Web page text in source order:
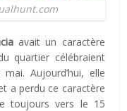
avait un caractère
quartier célébraient
Aujourd’hui, elle
a perdu ce caractère
toujours vers le 15